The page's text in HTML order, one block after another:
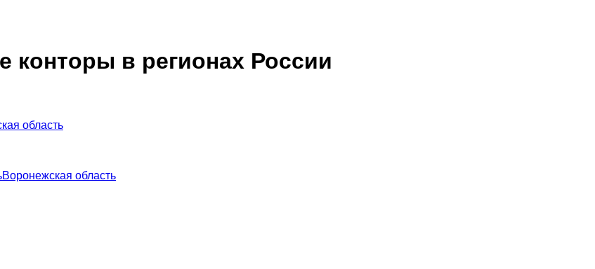
конторы в регионах России
область
Воронежская область